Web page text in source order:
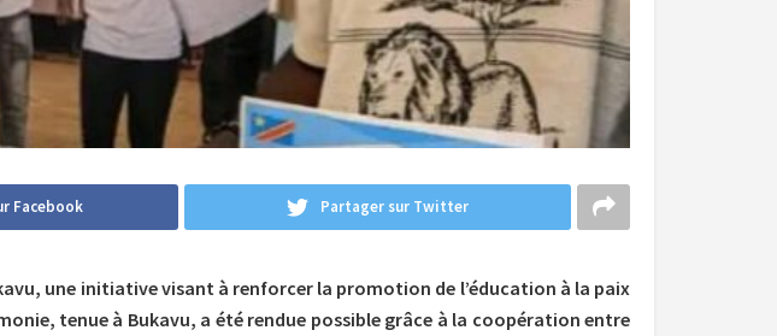
Facebook Partager sur Twitter
une initiative visant à renforcer la promotion de l’éducation à la paix
tenue à Bukavu, a été rendue possible grâce à la coopération entre